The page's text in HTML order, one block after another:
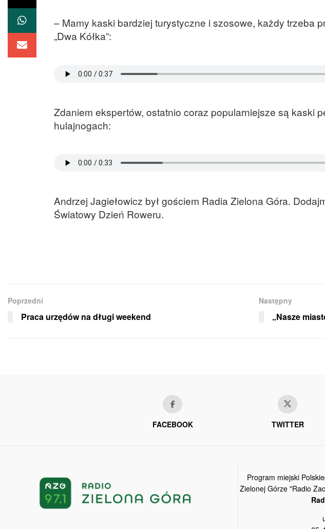
– Mamy kaski bardziej turystyczne i szosowe, każdy trzeba
„Dwa Kółka”:
Zdaniem ekspertów, ostatnio coraz popularniejsze są kaski
hulajnogach:
Andrzej Jagiełowicz był gościem Radia Zielona Góra.
Światowy Dzień Roweru.
Poprzedni
Praca urzędów na długi weekend
Następny
„Nasze
FACEBOOK TWITTER
Program miejski
Zielonej Górze "Radio